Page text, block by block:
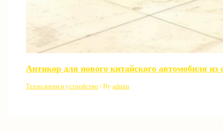
Антикор для нового китайского автомобиля
Технологии и устройство / Byadmin